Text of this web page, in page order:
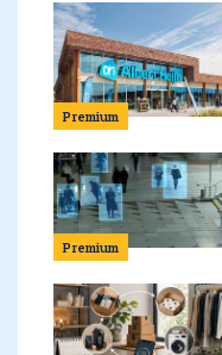
Premium
Premium